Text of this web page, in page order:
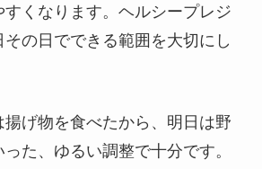
くなります。ヘルシープレジ
の日でできる範囲を大切にし
げ物を食べたから、明日は野
た、ゆるい調整で十分です。